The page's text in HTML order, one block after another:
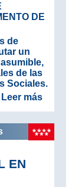
DE
de
un
de las
Sociales.
Leer más
EN